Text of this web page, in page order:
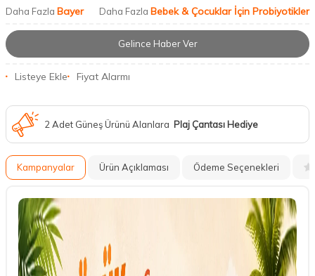
Daha Fazla Bayer Daha Fazla Bebek & Çocuklar İçin Probiyotikler
Gelince Haber Ver
Listeye Ekle Fiyat Alarmı
2 Adet Güneş Ürünü Alanlara Plaj Çantası Hediye
Kampanyalar Ürün Açıklaması Ödeme Seçenekleri